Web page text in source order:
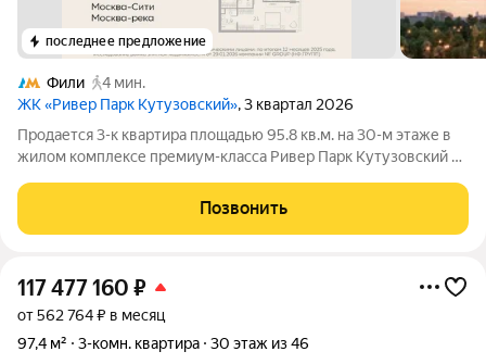
последнее предложение
Фили
4 мин.
ЖК «Ривер Парк Кутузовский», 3 квартал 2026
Продается 3-к квартира площадью 95.8 кв.м. на 30-м этаже в
жилом комплексе премиум-класса Ривер Парк Кутузовский в
Кутузовский строится в одном из самых престижных районов
столицы Дорогомилово, на
Позвонить
117 477 160 ₽
от 562 764 ₽ в месяц
97,4 м²
3-комн. квартира 30 этаж из 46